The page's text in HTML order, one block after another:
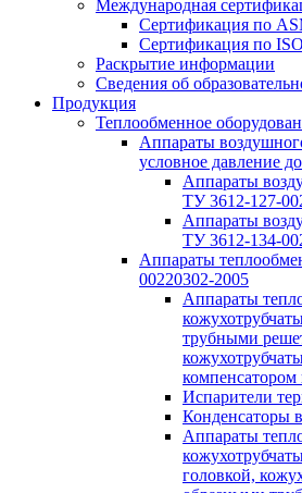
Международная
Сертификация по
Сертификация по ISO
Раскрытие информации
Сведения об
Продукция
Теплообменное
Аппараты
условное давление
Аппараты
ТУ 3612-127-
Аппараты
ТУ 3612-134-
Аппараты
00220302-2005
Аппараты
трубными
компенсатором
Испарители
Конденсаторы
Аппараты
головкой,